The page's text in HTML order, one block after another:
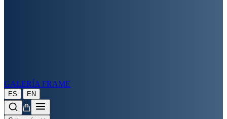
GALERÍA FRAME
ES | EN